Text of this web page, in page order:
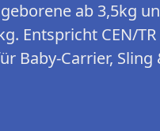
ab 3,5kg
Entspricht CEN/
Baby-Carrier, Sling